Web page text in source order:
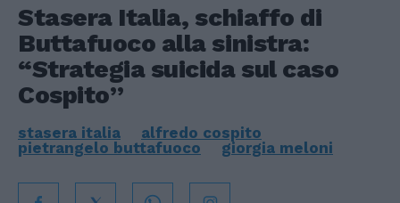
Stasera Italia, schiaffo di
Buttafuoco alla sinistra:
“Strategia suicida sul caso
Cospito”
stasera italia
alfredo cospito
pietrangelo buttafuoco
giorgia meloni